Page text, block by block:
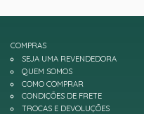
COMPRAS
SEJA UMA REVENDEDORA
QUEM SOMOS
COMO COMPRAR
CONDIÇÕES DE FRETE
TROCAS E DEVOLUÇÕES